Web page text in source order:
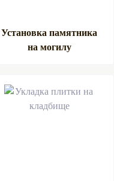
Установка памятника
на могилу